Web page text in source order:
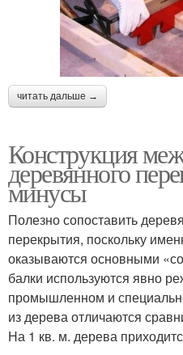
читать дальше →
Конструкция
деревянного
минусы
Полезно сопоставить
перекрытия, поскольку
оказываются основными
балки используются явно
промышленном и
из дерева отличаются
На 1 кв. м. дерева